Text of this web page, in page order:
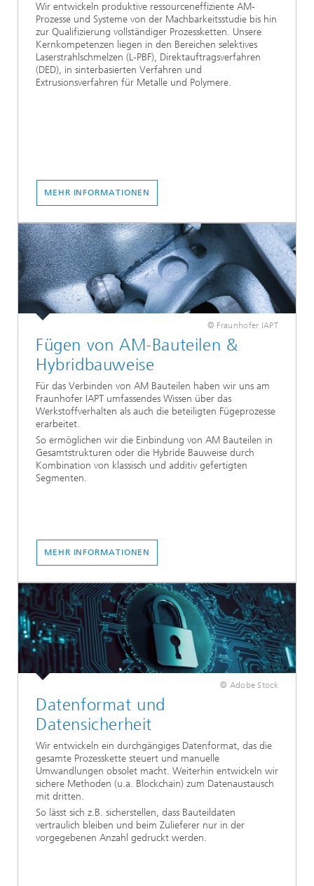
Wir entwickeln produktive ressourceneffiziente AM-
Prozesse und Systeme von der Machbarkeitsstudie bis hin
zur Qualifizierung vollständiger Prozessketten. Unsere
Kernkompetenzen liegen in den Bereichen selektives
Laserstrahlschmelzen (L-PBF), Direktauftragsverfahren
(DED), in sinterbasierten Verfahren und
Extrusionsverfahren für Metalle und Polymere.
MEHR INFORMATIONEN
© Fraunhofer IAPT
Fügen von AM-Bauteilen &
Hybridbauweise
Für das Verbinden von AM Bauteilen haben wir uns am
Fraunhofer IAPT umfassendes Wissen über das
Werkstoffverhalten als auch die beteiligten Fügeprozesse
erarbeitet.
So ermöglichen wir die Einbindung von AM Bauteilen in
Gesamtstrukturen oder die Hybride Bauweise durch
Kombination von klassisch und additiv gefertigten
Segmenten.
MEHR INFORMATIONEN
© Adobe Stock
Datenformat und
Datensicherheit
Wir entwickeln ein durchgängiges Datenformat, das die
gesamte Prozesskette steuert und manuelle
Umwandlungen obsolet macht. Weiterhin entwickeln wir
sichere Methoden (u.a. Blockchain) zum Datenaustausch
mit dritten.
So lässt sich z.B. sicherstellen, dass Bauteildaten
vertraulich bleiben und beim Zulieferer nur in der
vorgegebenen Anzahl gedruckt werden.